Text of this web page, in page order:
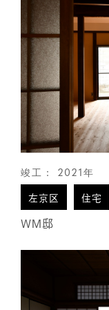
竣工： 2021年
左京区 住宅
WM邸